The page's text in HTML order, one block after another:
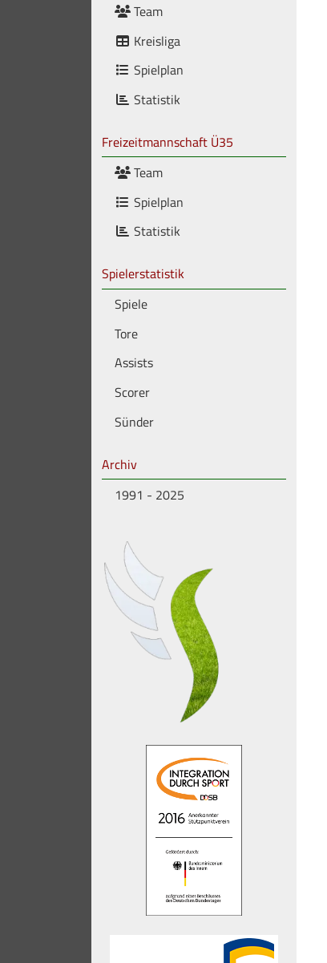
Team
Kreisliga
Spielplan
Statistik
Freizeitmannschaft Ü35
Team
Spielplan
Statistik
Spielerstatistik
Spiele
Tore
Assists
Scorer
Sünder
Archiv
1991 - 2025